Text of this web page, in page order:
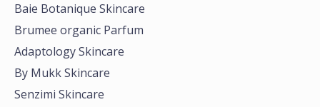
Baie Botanique Skincare
Brumee organic Parfum
Adaptology Skincare
By Mukk Skincare
Senzimi Skincare